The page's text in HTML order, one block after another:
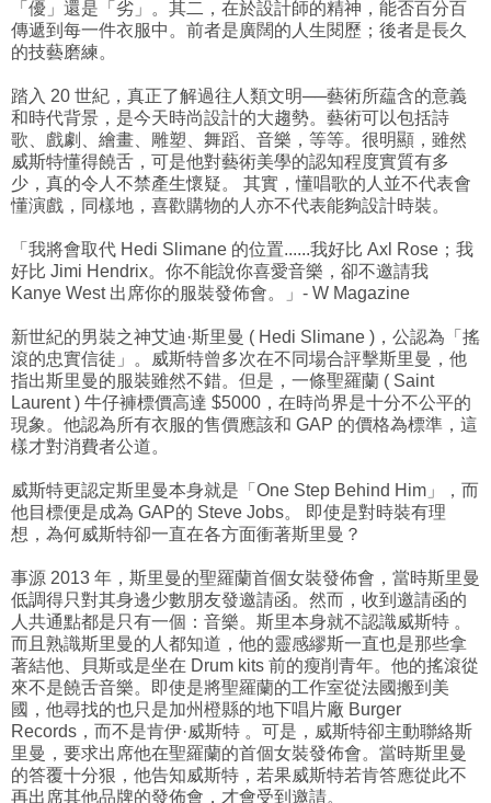
「優」還是「劣」。其二，在於設計師的精神，能否百分百
傳遞到每一件衣服中。前者是廣闊的人生閱歷；後者是長久
的技藝磨練。
踏入 20 世紀，真正了解過往人類文明──藝術所藴含的意義
和時代背景，是今天時尚設計的大趨勢。藝術可以包括詩
歌、戲劇、繪畫、雕塑、舞蹈、音樂，等等。很明顯，雖然
威斯特懂得饒舌，可是他對藝術美學的認知程度實質有多
少，真的令人不禁產生懷疑。 其實，懂唱歌的人並不代表會
懂演戲，同樣地，喜歡購物的人亦不代表能夠設計時裝。
「我將會取代 Hedi Slimane 的位置......我好比 Axl Rose；我
好比 Jimi Hendrix。你不能說你喜愛音樂，卻不邀請我
Kanye West 出席你的服裝發佈會。」- W Magazine
新世紀的男裝之神艾迪·斯里曼 ( Hedi Slimane )，公認為「搖
滾的忠實信徒」。威斯特曾多次在不同場合評擊斯里曼，他
指出斯里曼的服裝雖然不錯。但是，一條聖羅蘭 ( Saint
Laurent ) 牛仔褲標價高達 $5000，在時尚界是十分不公平的
現象。他認為所有衣服的售價應該和 GAP 的價格為標準，這
樣才對消費者公道。
威斯特更認定斯里曼本身就是「One Step Behind Him」，而
他目標便是成為 GAP的 Steve Jobs。 即使是對時裝有理
想，為何威斯特卻一直在各方面衝著斯里曼？
事源 2013 年，斯里曼的聖羅蘭首個女裝發佈會，當時斯里曼
低調得只對其身邊少數朋友發邀請函。然而，收到邀請函的
人共通點都是只有一個：音樂。斯里本身就不認識威斯特 。
而且熟識斯里曼的人都知道，他的靈感繆斯一直也是那些拿
著結他、貝斯或是坐在 Drum kits 前的瘦削青年。他的搖滾從
來不是饒舌音樂。即使是將聖羅蘭的工作室從法國搬到美
國，他尋找的也只是加州橙縣的地下唱片廠 Burger
Records，而不是肯伊·威斯特 。可是，威斯特卻主動聯絡斯
里曼，要求出席他在聖羅蘭的首個女裝發佈會。當時斯里曼
的答覆十分狠，他告知威斯特，若果威斯特若肯答應從此不
再出席其他品牌的發佈會，才會受到邀請。